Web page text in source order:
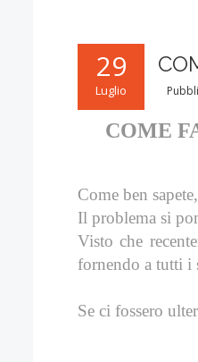
29
Luglio
COME
Come ben
Il problema si
Visto che
fornendo a tutti i
Se ci fossero